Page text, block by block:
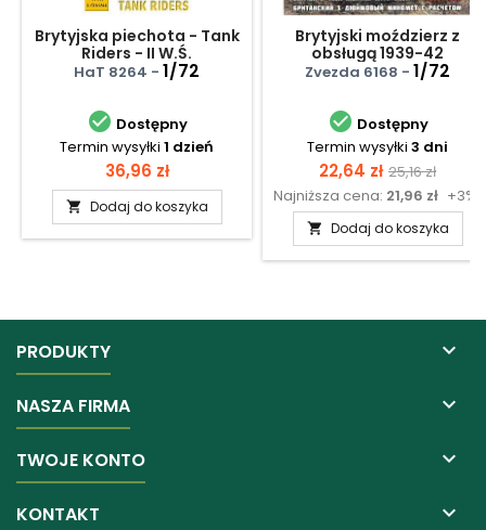
Brytyjska piechota - Tank
Riders - II W.Ś.
HaT 8264 - 1/72
 Dostępny
Termin wysyłki 1 dzień
Cena
36,96 zł
 Dodaj do koszyka
Brytyjski moździerz z
obsługą 1939-42
Zvezda 6168 - 1/72
 Dostępny
Termin wysyłki 3 dni
Cena
22,64 zł Cena
25,16 zł
Najniższa cena: 21,96 zł +3%
 Dodaj do koszyka
PRODUKTY 
NASZA FIRMA 
TWOJE KONTO 
KONTAKT 